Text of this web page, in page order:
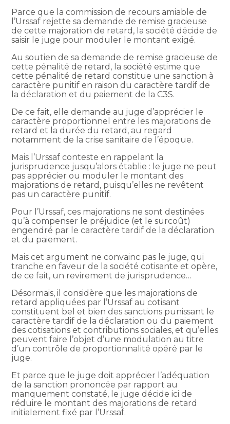
Parce que la commission de recours amiable de
l’Urssaf rejette sa demande de remise gracieuse
de cette majoration de retard, la société décide de
saisir le juge pour moduler le montant exigé.
Au soutien de sa demande de remise gracieuse de
cette pénalité de retard, la société estime que
cette pénalité de retard constitue une sanction à
caractère punitif en raison du caractère tardif de
la déclaration et du paiement de la C3S.
De ce fait, elle demande au juge d’apprécier le
caractère proportionnel entre les majorations de
retard et la durée du retard, au regard
notamment de la crise sanitaire de l’époque.
Mais l’Urssaf conteste en rappelant la
jurisprudence jusqu’alors établie : le juge ne peut
pas apprécier ou moduler le montant des
majorations de retard, puisqu’elles ne revêtent
pas un caractère punitif.
Pour l’Urssaf, ces majorations ne sont destinées
qu’à compenser le préjudice (et le surcoût)
engendré par le caractère tardif de la déclaration
et du paiement.
Mais cet argument ne convainc pas le juge, qui
tranche en faveur de la société cotisante et opère,
de ce fait, un revirement de jurisprudence…
Désormais, il considère que les majorations de
retard appliquées par l’Urssaf au cotisant
constituent bel et bien des sanctions punissant le
caractère tardif de la déclaration ou du paiement
des cotisations et contributions sociales, et qu’elles
peuvent faire l’objet d’une modulation au titre
d’un contrôle de proportionnalité opéré par le
juge.
Et parce que le juge doit apprécier l’adéquation
de la sanction prononcée par rapport au
manquement constaté, le juge décide ici de
réduire le montant des majorations de retard
initialement fixé par l’Urssaf.